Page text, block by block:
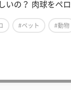
いの？ 肉球をペ
#ペット #動物